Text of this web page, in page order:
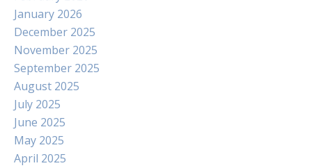
January 2026
December 2025
November 2025
September 2025
August 2025
July 2025
June 2025
May 2025
April 2025